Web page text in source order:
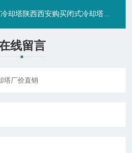
塔陕西西安购买闭式冷却塔合作厂家
线留言